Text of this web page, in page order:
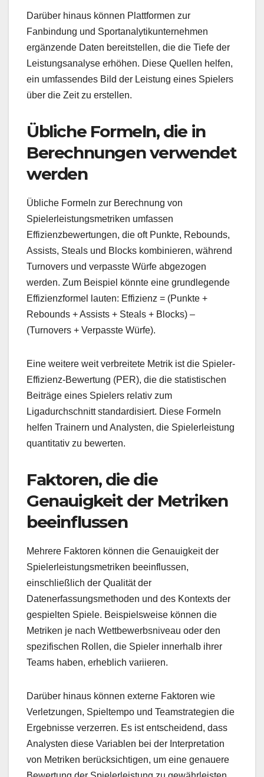
Darüber hinaus können Plattformen zur
Fanbindung und Sportanalytikunternehmen
ergänzende Daten bereitstellen, die die Tiefe der
Leistungsanalyse erhöhen. Diese Quellen helfen,
ein umfassendes Bild der Leistung eines Spielers
über die Zeit zu erstellen.
Übliche Formeln, die in
Berechnungen verwendet
werden
Übliche Formeln zur Berechnung von
Spielerleistungsmetriken umfassen
Effizienzbewertungen, die oft Punkte, Rebounds,
Assists, Steals und Blocks kombinieren, während
Turnovers und verpasste Würfe abgezogen
werden. Zum Beispiel könnte eine grundlegende
Effizienzformel lauten: Effizienz = (Punkte +
Rebounds + Assists + Steals + Blocks) –
(Turnovers + Verpasste Würfe).
Eine weitere weit verbreitete Metrik ist die Spieler-
Effizienz-Bewertung (PER), die die statistischen
Beiträge eines Spielers relativ zum
Ligadurchschnitt standardisiert. Diese Formeln
helfen Trainern und Analysten, die Spielerleistung
quantitativ zu bewerten.
Faktoren, die die
Genauigkeit der Metriken
beeinflussen
Mehrere Faktoren können die Genauigkeit der
Spielerleistungsmetriken beeinflussen,
einschließlich der Qualität der
Datenerfassungsmethoden und des Kontexts der
gespielten Spiele. Beispielsweise können die
Metriken je nach Wettbewerbsniveau oder den
spezifischen Rollen, die Spieler innerhalb ihrer
Teams haben, erheblich variieren.
Darüber hinaus können externe Faktoren wie
Verletzungen, Spieltempo und Teamstrategien die
Ergebnisse verzerren. Es ist entscheidend, dass
Analysten diese Variablen bei der Interpretation
von Metriken berücksichtigen, um eine genauere